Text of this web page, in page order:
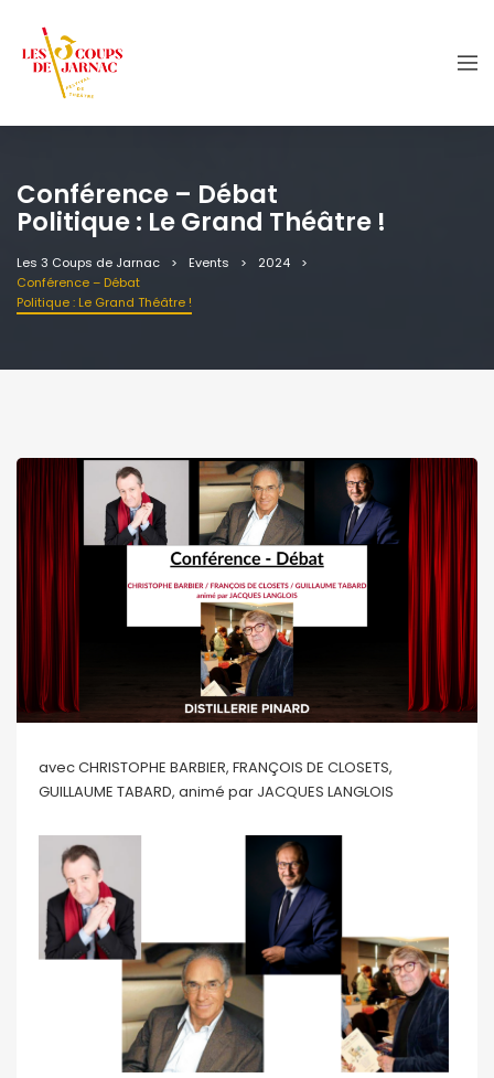
Conférence – Débat
Politique : Le Grand Théâtre !
Les 3 Coups de Jarnac Events
2024
Conférence – Débat
Politique : Le Grand Théâtre !
avec CHRISTOPHE BARBIER, FRANÇOIS DE CLOSETS,
GUILLAUME TABARD, animé par JACQUES LANGLOIS